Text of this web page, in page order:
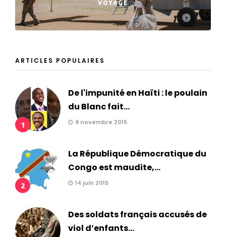
VOYAGE
ARTICLES POPULAIRES
1
De l'impunité en Haïti : le poulain
du Blanc fait...
9 novembre 2015
2
La République Démocratique du
Congo est maudite,...
14 juin 2015
Des soldats français accusés de
viol d’enfants...